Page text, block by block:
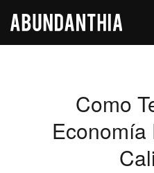
Como
Economía